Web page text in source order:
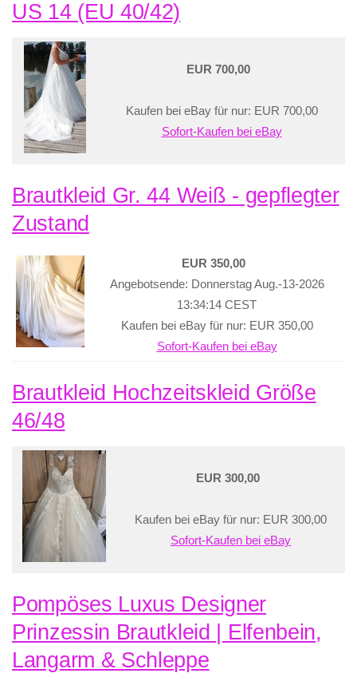
US 14 (EU 40/42)
EUR 700,00
Kaufen bei eBay für nur: EUR 700,00
Sofort-Kaufen bei eBay
Brautkleid Gr. 44 Weiß - gepflegter
Zustand
EUR 350,00
Angebotsende: Donnerstag Aug.-13-2026
13:34:14 CEST
Kaufen bei eBay für nur: EUR 350,00
Sofort-Kaufen bei eBay
Brautkleid Hochzeitskleid Größe
46/48
EUR 300,00
Kaufen bei eBay für nur: EUR 300,00
Sofort-Kaufen bei eBay
Pompöses Luxus Designer
Prinzessin Brautkleid | Elfenbein,
Langarm & Schleppe